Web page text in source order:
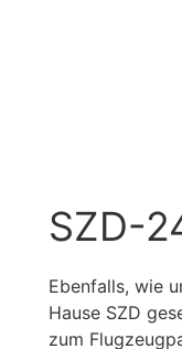
SZD-
Ebenfalls, wie
Hause SZD
zum